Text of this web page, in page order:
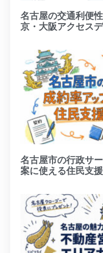
名古屋の交通利便
京・大阪アクセス
名古屋市の行政サ
案に使える住民支